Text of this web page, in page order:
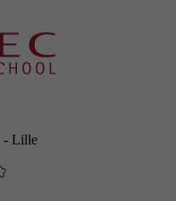
- Lille